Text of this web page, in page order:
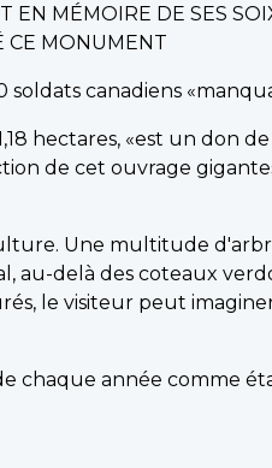
EN MÉMOIRE DE SES
CE MONUMENT
canadiens
hectares, «est un don
de cet ouvrage
Une multitude
au-delà des coteaux
le visiteur peut
chaque année comme